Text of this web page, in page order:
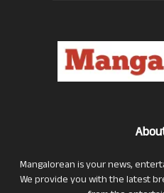
Mangalorean is your news,
We provide you with the latest